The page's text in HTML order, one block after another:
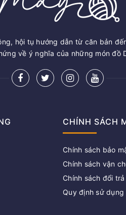
hội tụ hướng dẫn từ căn bản
về ý nghĩa của những món đồ
CHÍNH SÁCH
Chính sách bảo
Chính sách vận
Chính sách đổi trả
Quy định sử dụng